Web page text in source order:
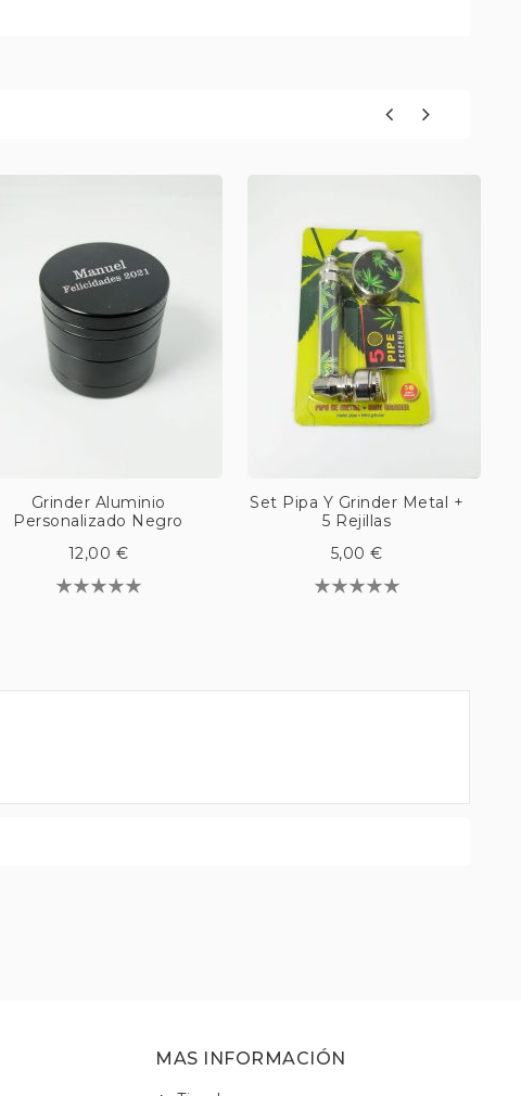
Grinder Aluminio
Personalizado Negro
12,00 €
Set Pipa Y Grinder Metal +
5 Rejillas
5,00 €
MAS INFORMACIÓN